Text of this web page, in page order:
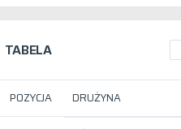
TABELA
POZYCJA DRUŻYNA